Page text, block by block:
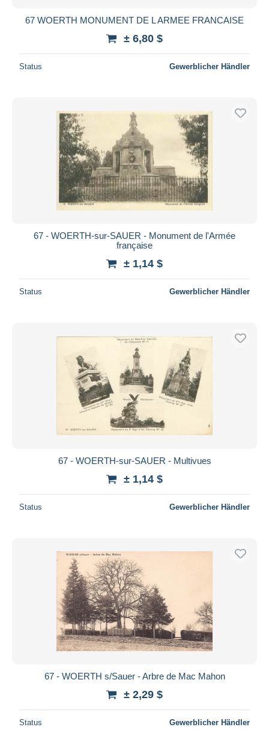
67 WOERTH MONUMENT DE L ARMEE FRANCAISE
± 6,80 $
Status Gewerblicher Händler
67 - WOERTH-sur-SAUER - Monument de l'Armée
française
± 1,14 $
Status Gewerblicher Händler
67 - WOERTH-sur-SAUER - Multivues
± 1,14 $
Status Gewerblicher Händler
67 - WOERTH s/Sauer - Arbre de Mac Mahon
± 2,29 $
Status Gewerblicher Händler